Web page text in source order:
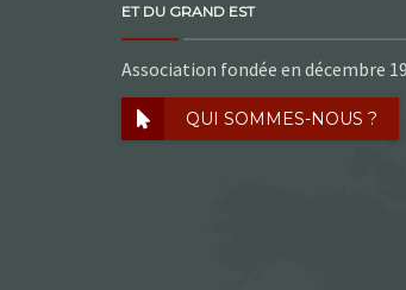
ET DU GRAND EST
Association fondée en décembre
QUI SOMMES-NOUS ?